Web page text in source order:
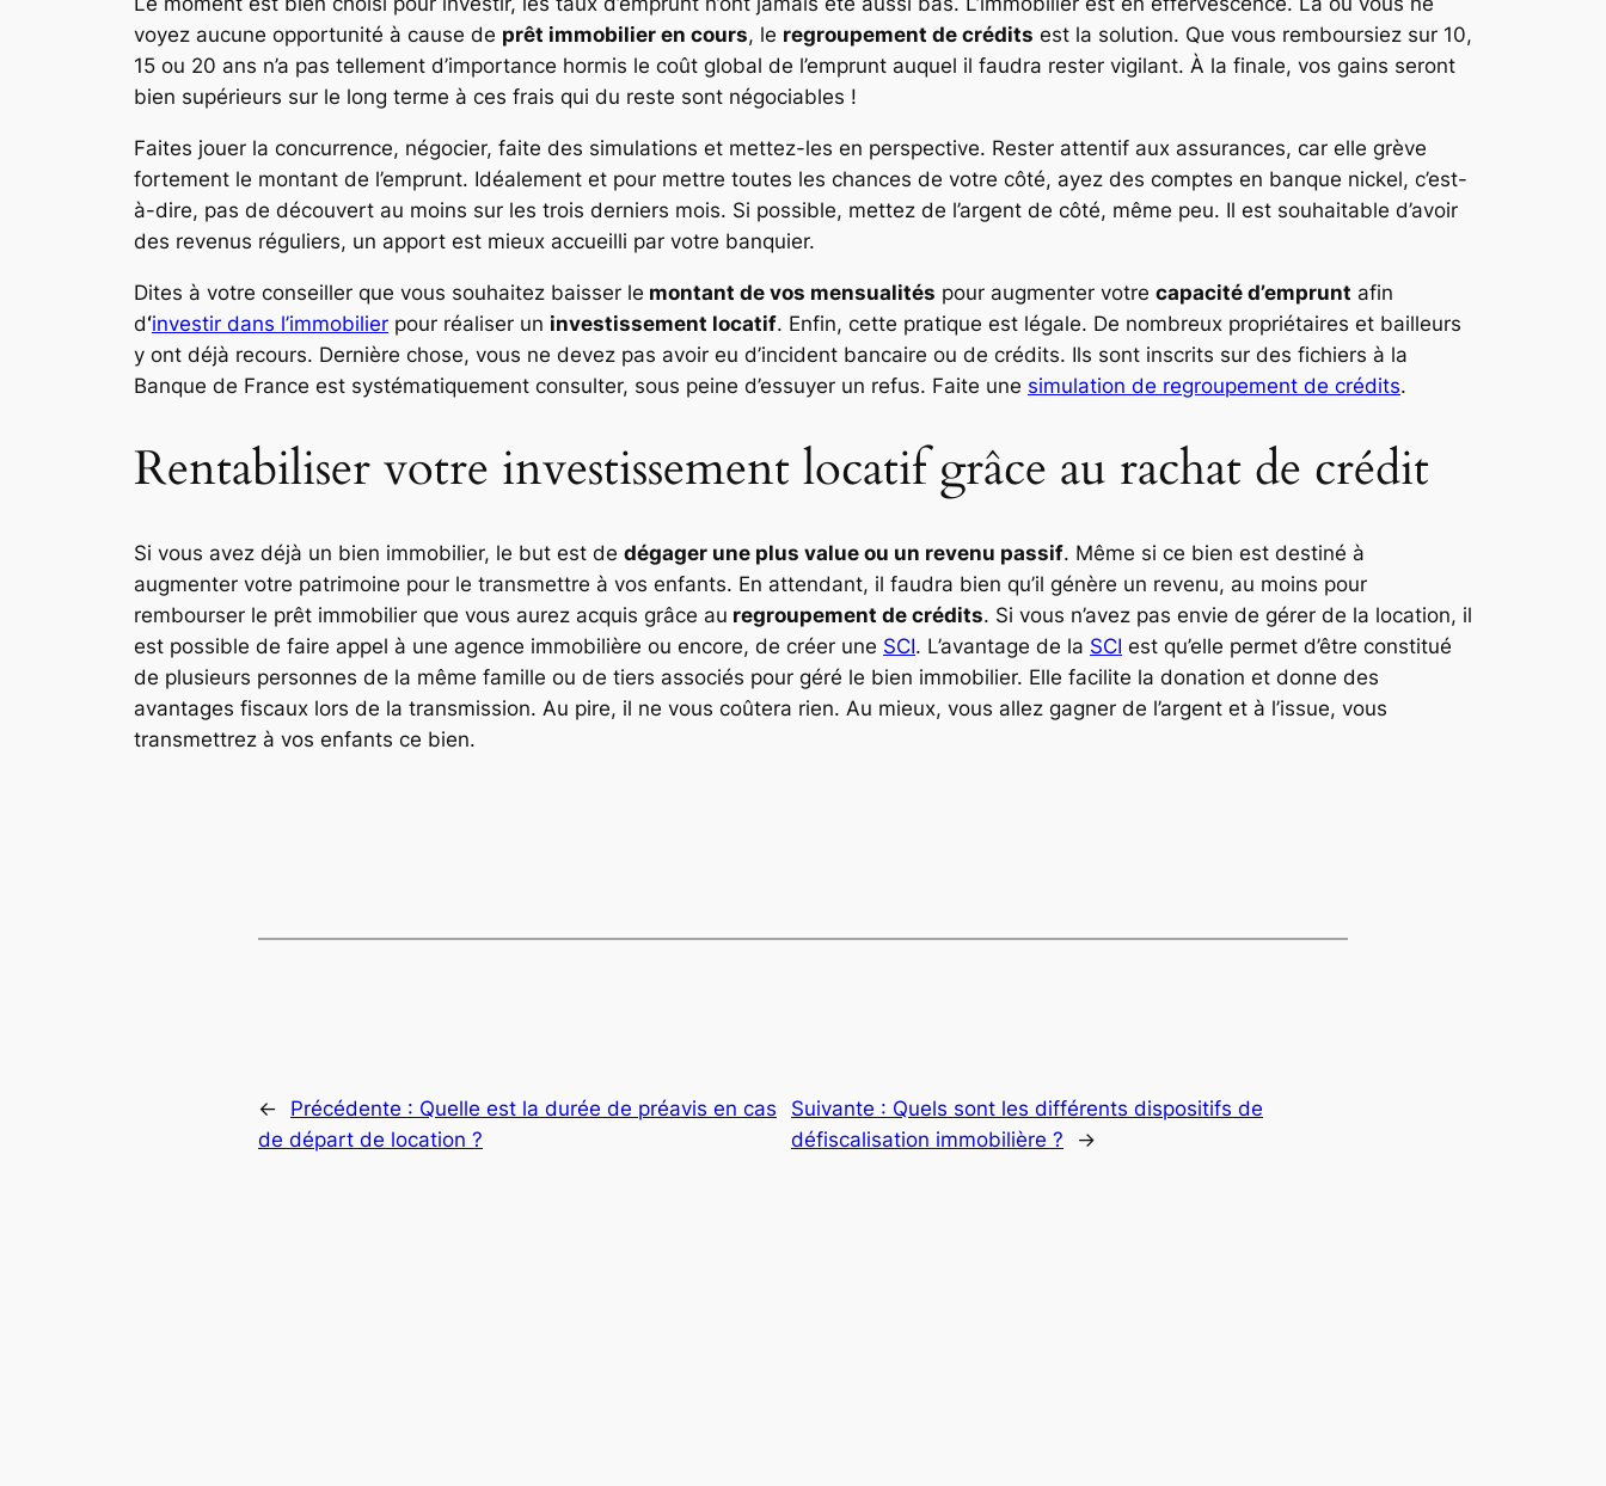
voyez aucune opportunité à cause de prêt immobilier en cours, le regroupement de crédits est la solution. Que vous remboursiez sur 10,
15 ou 20 ans n’a pas tellement d’importance hormis le coût global de l’emprunt auquel il faudra rester vigilant. À la finale, vos gains seront
bien supérieurs sur le long terme à ces frais qui du reste sont négociables !
Faites jouer la concurrence, négocier, faite des simulations et mettez-les en perspective. Rester attentif aux assurances, car elle grève
fortement le montant de l’emprunt. Idéalement et pour mettre toutes les chances de votre côté, ayez des comptes en banque nickel, c’est-
à-dire, pas de découvert au moins sur les trois derniers mois. Si possible, mettez de l’argent de côté, même peu. Il est souhaitable d’avoir
des revenus réguliers, un apport est mieux accueilli par votre banquier.
Dites à votre conseiller que vous souhaitez baisser le montant de vos mensualités pour augmenter votre capacité d’emprunt afin
d‘investir dans l’immobilier pour réaliser un investissement locatif. Enfin, cette pratique est légale. De nombreux propriétaires et bailleurs
y ont déjà recours. Dernière chose, vous ne devez pas avoir eu d’incident bancaire ou de crédits. Ils sont inscrits sur des fichiers à la
Banque de France est systématiquement consulter, sous peine d’essuyer un refus. Faite une simulation de regroupement de crédits.
Rentabiliser votre investissement locatif grâce au rachat de crédit
Si vous avez déjà un bien immobilier, le but est de dégager une plus value ou un revenu passif. Même si ce bien est destiné à
augmenter votre patrimoine pour le transmettre à vos enfants. En attendant, il faudra bien qu’il génère un revenu, au moins pour
rembourser le prêt immobilier que vous aurez acquis grâce au regroupement de crédits. Si vous n’avez pas envie de gérer de la location, il
est possible de faire appel à une agence immobilière ou encore, de créer une SCI. L’avantage de la SCI est qu’elle permet d’être constitué
de plusieurs personnes de la même famille ou de tiers associés pour géré le bien immobilier. Elle facilite la donation et donne des
avantages fiscaux lors de la transmission. Au pire, il ne vous coûtera rien. Au mieux, vous allez gagner de l’argent et à l’issue, vous
transmettrez à vos enfants ce bien.
← Précédente : Quelle est la durée de préavis en cas
de départ de location ?
Suivante : Quels sont les différents dispositifs de
défiscalisation immobilière ?
→